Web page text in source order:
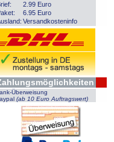
2.99 Euro
6.95 Euro
Versandkosteninfo
Überweisung
(ab 10 Euro Auftragswert)